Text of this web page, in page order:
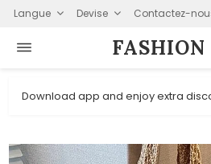
Langue Devise Contactez-
FASHION⁠
Download app and enjoy extra